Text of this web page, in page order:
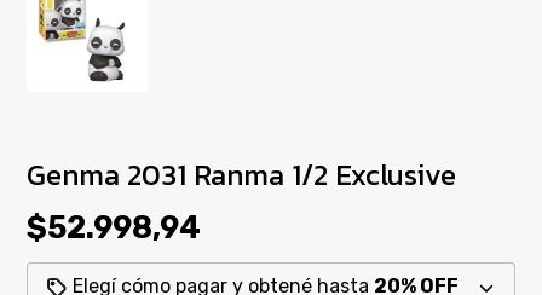
Genma 2031 Ranma 1/2 Exclusive
$52.998,94
Elegí cómo pagar y obtené hasta 20% OFF